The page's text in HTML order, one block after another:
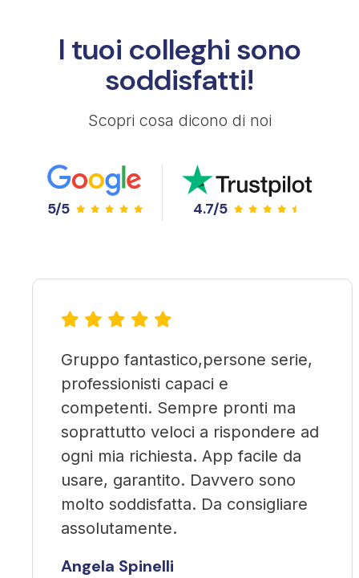
I tuoi colleghi sono
soddisfatti!
Scopri cosa dicono di noi
5/5 4.7/5
Gruppo fantastico,persone serie,
professionisti capaci e
competenti. Sempre pronti ma
soprattutto veloci a rispondere ad
ogni mia richiesta. App facile da
usare, garantito. Davvero sono
molto soddisfatta. Da consigliare
assolutamente.
Angela Spinelli